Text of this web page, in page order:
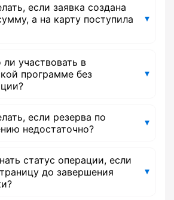
если заявка создана
а на карту поступила
участвовать в
программе без
если резерва по
недостаточно?
статус операции, если
до завершения